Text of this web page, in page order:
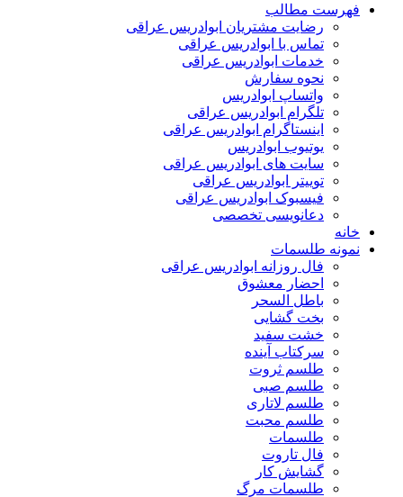
فهرست مطالب
رضایت مشتریان ابوادریس عراقی
تماس با ابوادریس عراقی
خدمات ابوادریس عراقی
نحوه سفارش
واتساپ ابوادریس
تلگرام ابوادریس عراقی
اینستاگرام ابوادریس عراقی
یوتیوب ابوادریس
سایت های ابوادریس عراقی
توییتر ابوادریس عراقی
فیسبوک ابوادریس عراقی
دعانویسی تخصصی
خانه
نمونه طلسمات
فال روزانه ابوادریس عراقی
احضار معشوق
باطل السحر
بخت گشایی
خشت سفید
سرکتاب آینده
طلسم ثروت
طلسم صبی
طلسم لاتاری
طلسم محبت
طلسمات
فال تاروت
گشایش کار
طلسمات مرگ